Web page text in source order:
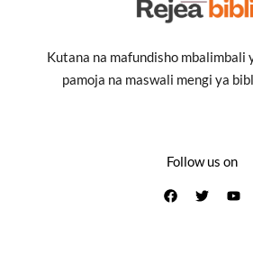
Kutana na mafundisho mbalimbali
pamoja na maswali mengi ya
Follow us on